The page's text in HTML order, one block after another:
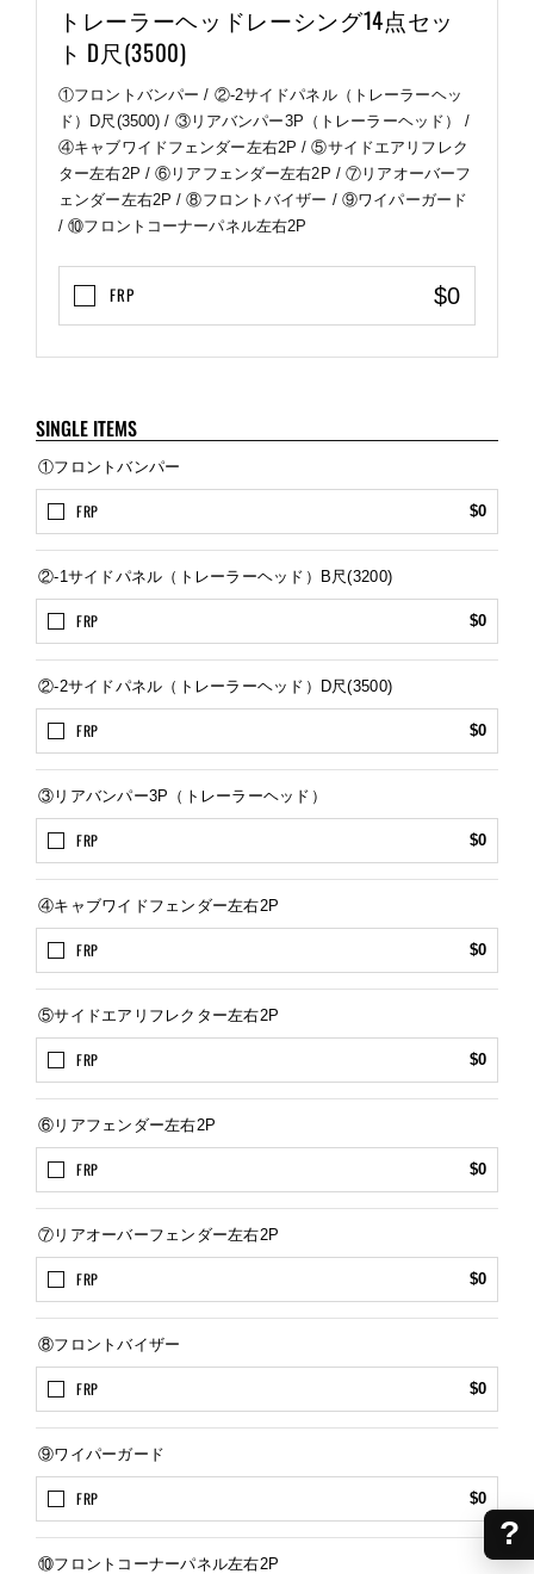
トレーラーヘッドレーシング14点セッ
ト D尺(3500)
①フロントバンパー / ②-2サイドパネル（トレーラーヘッ
ド）D尺(3500) / ③リアバンパー3P（トレーラーヘッド） /
④キャブワイドフェンダー左右2P / ⑤サイドエアリフレク
ター左右2P / ⑥リアフェンダー左右2P / ⑦リアオーバーフ
ェンダー左右2P / ⑧フロントバイザー / ⑨ワイパーガード
/ ⑩フロントコーナーパネル左右2P
FRP $0
SINGLE ITEMS
①フロントバンパー
FRP $0
②-1サイドパネル（トレーラーヘッド）B尺(3200)
FRP $0
②-2サイドパネル（トレーラーヘッド）D尺(3500)
FRP $0
③リアバンパー3P（トレーラーヘッド）
FRP $0
④キャブワイドフェンダー左右2P
FRP $0
⑤サイドエアリフレクター左右2P
FRP $0
⑥リアフェンダー左右2P
FRP $0
⑦リアオーバーフェンダー左右2P
FRP $0
⑧フロントバイザー
FRP $0
⑨ワイパーガード
FRP $0
⑩フロントコーナーパネル左右2P
?